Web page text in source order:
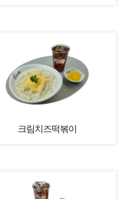
크림치즈떡볶이